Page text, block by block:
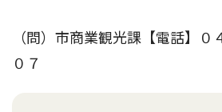
（問）市商業観光課【電話】０
０７